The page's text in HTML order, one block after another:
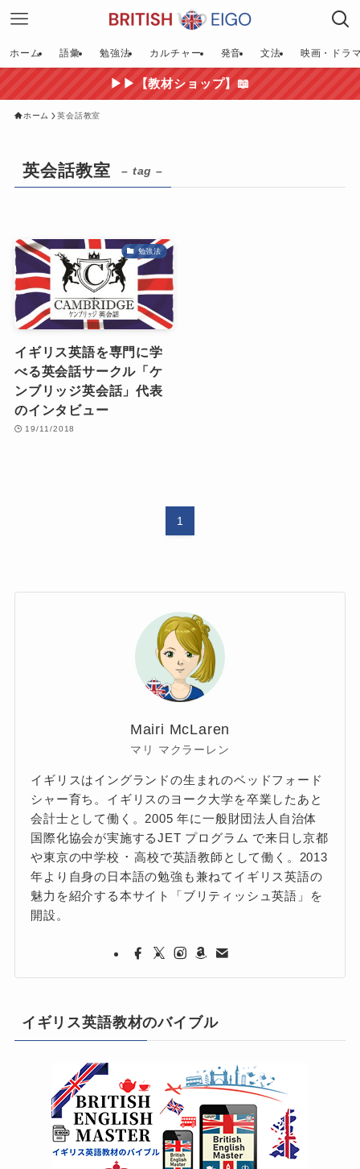
ホーム 語彙 勉強法 カルチャー 発音 文法 映画・ドラ
▶▶【教材ショップ】📖
ホーム 英会話教室
英会話教室 – tag –
勉強法
イギリス英語を専門に学
べる英会話サークル「ケ
ンブリッジ英会話」代表
のインタビュー
19/11/2018
1
Mairi McLaren
マリ マクラーレン
イギリスはイングランドの生まれのベッドフォード
シャー育ち。イギリスのヨーク大学を卒業したあと
会計士として働く。2005 年に一般財団法人自治体
国際化協会が実施するJET プログラム で来日し京都
や東京の中学校 ･ 高校で英語教師として働く。2013
年より自身の日本語の勉強も兼ねてイギリス英語の
魅力を紹介する本サイト「ブリティッシュ英語」を
開設。
イギリス英語教材のバイブル